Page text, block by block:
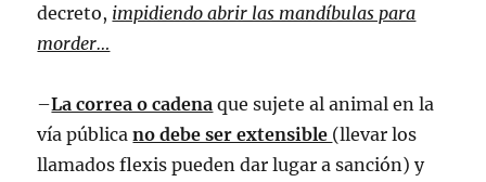
decreto, impidiendo abrir las mandíbulas para
morder…
–La correa o cadena que sujete al animal en la
vía públicano debe ser extensible (llevar los
llamados flexis pueden dar lugar a sanción) y